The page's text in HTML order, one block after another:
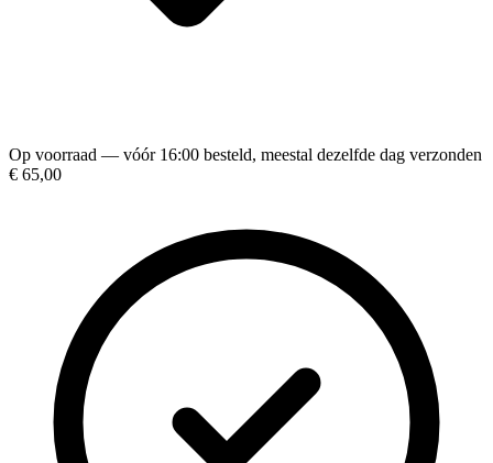
Op voorraad — vóór 16:00 besteld, meestal dezelfde dag verzonden
€ 65,00